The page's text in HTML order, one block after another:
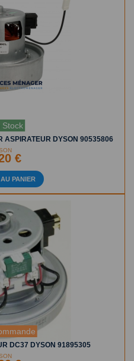
Stock
ASPIRATEUR DYSON 90535806
€
PANIER
DC37 DYSON 91895305